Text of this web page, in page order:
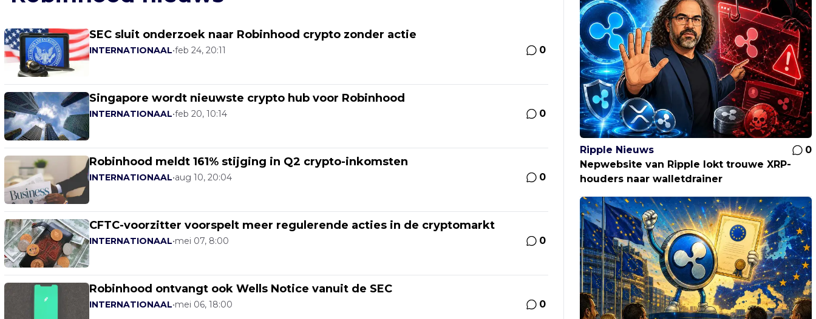
SEC sluit onderzoek naar Robinhood crypto zonder actie
INTERNATIONAAL•feb 24, 20:11 0
Singapore wordt nieuwste crypto hub voor Robinhood
INTERNATIONAAL•feb 20, 10:14 0
Robinhood meldt 161% stijging in Q2 crypto-inkomsten
INTERNATIONAAL•aug 10, 20:04 0
CFTC-voorzitter voorspelt meer regulerende acties in de cryptomarkt
INTERNATIONAAL•mei 07, 8:00 0
Robinhood ontvangt ook Wells Notice vanuit de SEC
INTERNATIONAAL•mei 06, 18:00 0
Ripple Nieuws
0
Nepwebsite van Ripple lokt trouwe XRP-
houders naar walletdrainer